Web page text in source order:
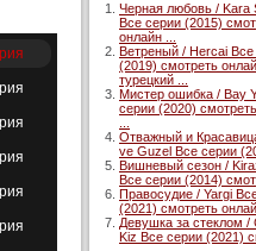
Черная любовь / Kara
Все серии (2015)
онлайн ...
Ветреный / Hercai Все
(2019) смотреть
турецкий ...
Мистер ошибка / Bay
серии (2020)
Отважный и
ve Guzel Все серии
Вишневый сезон /
Все серии (2014)
Правосудие / Yargi
(2021) смотреть
Девушка за стеклом /
Kiz Все серии (2021)